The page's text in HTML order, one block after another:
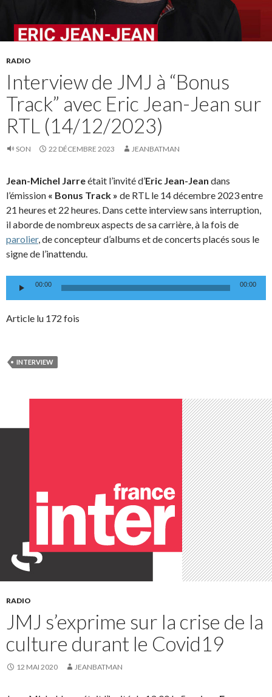
RADIO
Interview de JMJ à “Bonus
Track” avec Eric Jean-Jean sur
RTL (14/12/2023)
SON 22 DÉCEMBRE 2023 JEANBATMAN
Jean-Michel Jarreétait l’invité d’Eric Jean-Jean dans
l’émission « Bonus Track » de RTL le 14 décembre 2023 entre
21 heures et 22 heures. Dans cette interview sans interruption,
il aborde de nombreux aspects de sa carrière, à la fois de
parolier, de concepteur d’albums et de concerts placés sous le
signe de l’inattendu.
Lecteur00:00 00:00
Article lu 172 fois
INTERVIEW
RADIO
JMJ s’exprime sur la crise de la
culture durant le Covid19
12 MAI 2020 JEANBATMAN